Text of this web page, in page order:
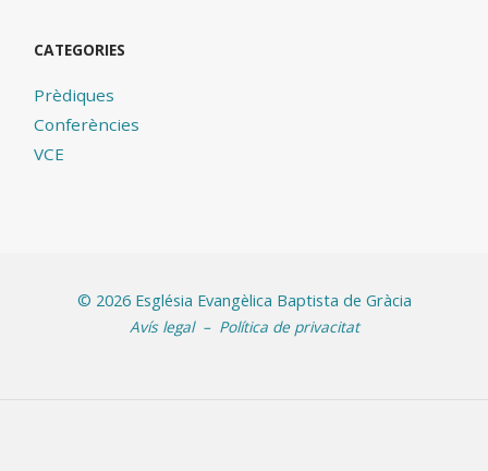
CATEGORIES
Prèdiques
Conferències
VCE
© 2026 Església Evangèlica Baptista de Gràcia
Avís legal– Política de privacitat